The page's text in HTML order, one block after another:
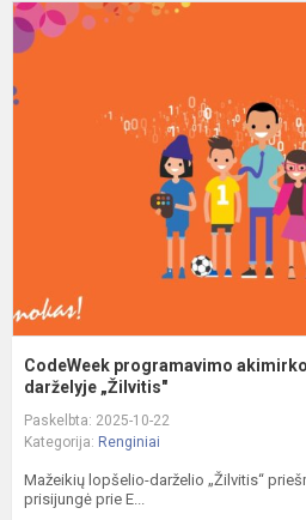
CodeWeek programavimo
darželyje „Žilvitis"
Paskelbta: 2025-10-22
Kategorija: Renginiai
Mažeikių lopšelio-darželio „Žilvitis“
prisijungė prie E...